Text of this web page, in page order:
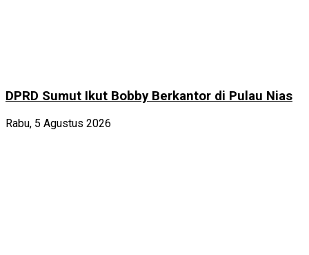
DPRD Sumut Ikut Bobby Berkantor di Pulau Nias
Rabu, 5 Agustus 2026